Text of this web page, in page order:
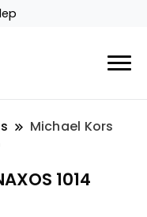
Michael Kors
1014